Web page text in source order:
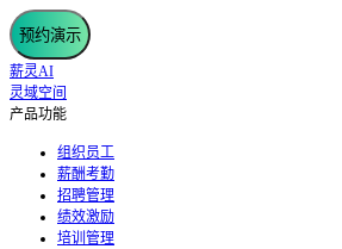
预约演示
薪灵AI
灵域空间
产品功能
组织员工
薪酬考勤
招聘管理
绩效激励
培训管理